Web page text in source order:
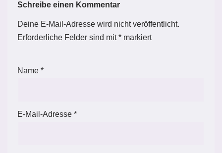
Schreibe einen Kommentar
Deine E-Mail-Adresse wird nicht veröffentlicht.
Erforderliche Felder sind mit* markiert
Name *
E-Mail-Adresse *